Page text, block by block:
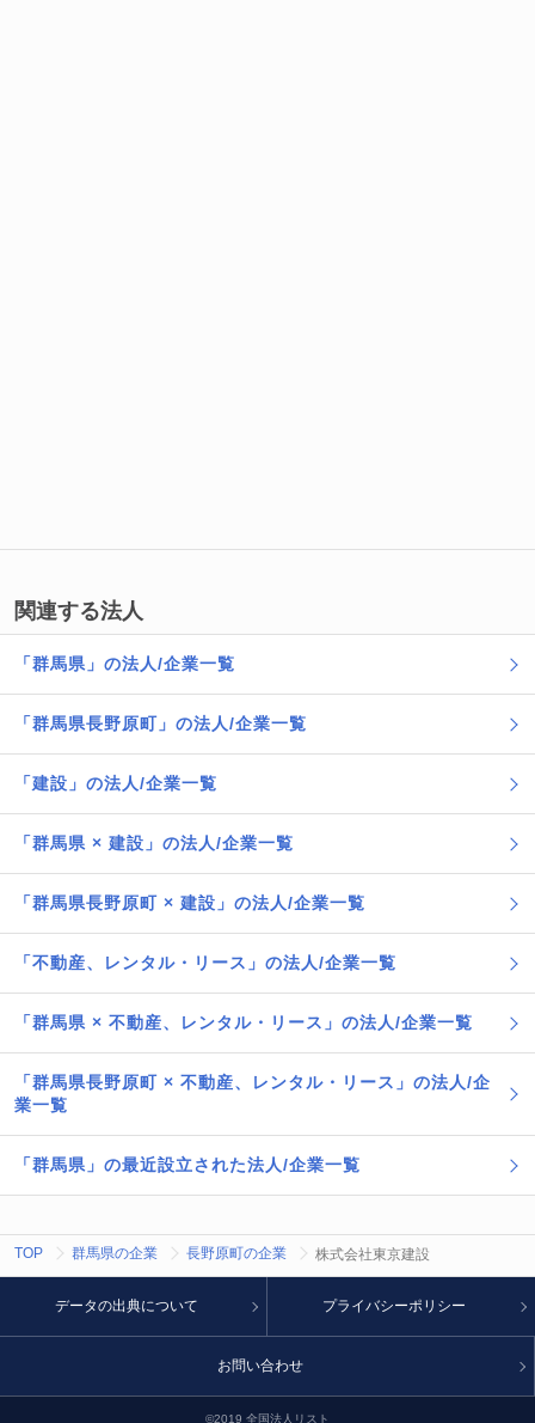
関連する法人
「群馬県」の法人/企業一覧
「群馬県長野原町」の法人/企業一覧
「建設」の法人/企業一覧
「群馬県 × 建設」の法人/企業一覧
「群馬県長野原町 × 建設」の法人/企業一覧
「不動産、レンタル・リース」の法人/企業一覧
「群馬県 × 不動産、レンタル・リース」の法人/企業一覧
「群馬県長野原町 × 不動産、レンタル・リース」の法人/企
業一覧
「群馬県」の最近設立された法人/企業一覧
TOP 群馬県の企業 長野原町の企業 株式会社東京建設
©2019 全国法人リスト
データの出典について プライバシーポリシー
お問い合わせ